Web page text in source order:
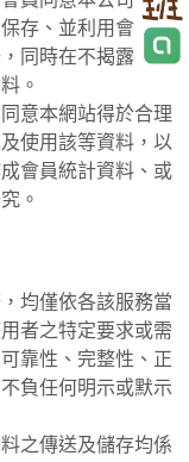
存、並利用會員在
同時在不揭露各該
。
意本網站得於合理
使用該等資料，以
會員統計資料、或
。
均僅依各該服務當
者之特定要求或需
靠性、完整性、正
負任何明示或默示
之傳送及儲存均係